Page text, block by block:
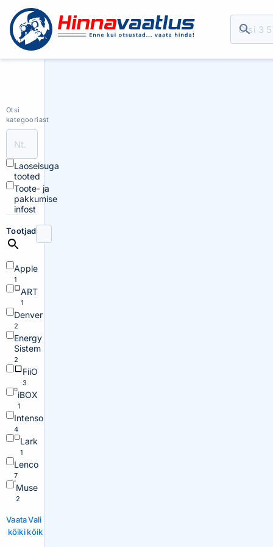
Otsi
kategooriast
Laoseisuga
tooted
Toote- ja
pakkumise
infost
Tootjad
Apple
1
ART
1
Denver
2
Energy
Sistem
2
FiiO
3
iBOX
1
Intenso
4
Lark
1
Lenco
7
Muse
2
Vaata
kõiki
Vali
kõik